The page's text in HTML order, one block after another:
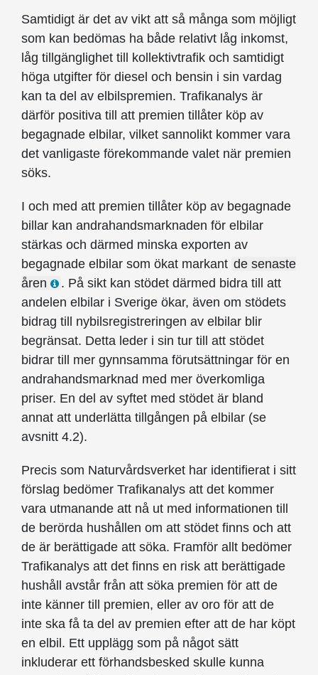
Samtidigt är det av vikt att så många som möjligt
som kan bedömas ha både relativt låg inkomst,
låg tillgänglighet till kollektivtrafik och samtidigt
höga utgifter för diesel och bensin i sin vardag
kan ta del av elbilspremien. Trafikanalys är
därför positiva till att premien tillåter köp av
begagnade elbilar, vilket sannolikt kommer vara
det vanligaste förekommande valet när premien
söks.
I och med att premien tillåter köp av begagnade
billar kan andrahandsmarknaden för elbilar
stärkas och därmed minska exporten av
begagnade elbilar som ökat markant de senaste
åren
. På sikt kan stödet därmed bidra till att
andelen elbilar i Sverige ökar, även om stödets
bidrag till nybilsregistreringen av elbilar blir
begränsat. Detta leder i sin tur till att stödet
bidrar till mer gynnsamma förutsättningar för en
andrahandsmarknad med mer överkomliga
priser. En del av syftet med stödet är bland
annat att underlätta tillgången på elbilar (se
avsnitt 4.2).
Precis som Naturvårdsverket har identifierat i sitt
förslag bedömer Trafikanalys att det kommer
vara utmanande att nå ut med informationen till
de berörda hushållen om att stödet finns och att
de är berättigade att söka. Framför allt bedömer
Trafikanalys att det finns en risk att berättigade
hushåll avstår från att söka premien för att de
inte känner till premien, eller av oro för att de
inte ska få ta del av premien efter att de har köpt
en elbil. Ett upplägg som på något sätt
inkluderar ett förhandsbesked skulle kunna